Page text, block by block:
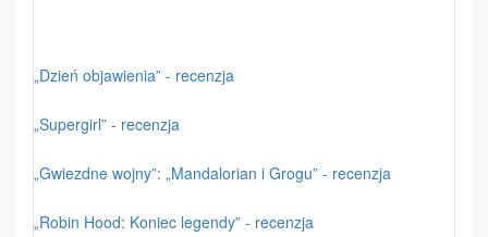
„Dzień objawienia” - recenzja
„Supergirl” - recenzja
„Gwiezdne wojny”: „Mandalorian i Grogu” - recenzja
„Robin Hood: Koniec legendy” - recenzja